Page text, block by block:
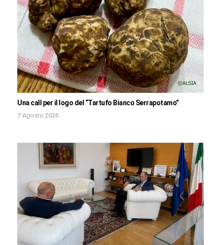
Una call per il logo del “Tartufo Bianco Serrapotamo”
7 Agosto 2026